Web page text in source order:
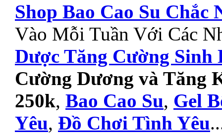
Shop Bao Cao Su Chắc
Vào Mỗi Tuần Với Các
Dược Tăng Cường
Cường Dương và Tăng
250k, Bao Cao Su, Gel
Yêu, Đồ Chơi Tình Yêu